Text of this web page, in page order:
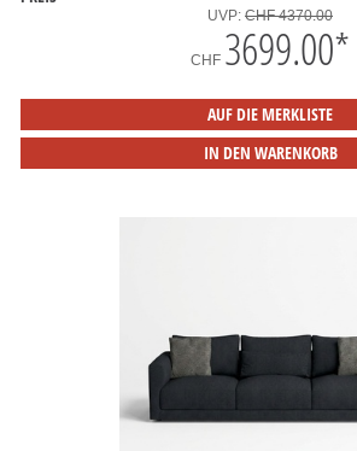
UVP: CHF 4370.00
CHF 3699.00*
AUF DIE MERKLISTE
IN DEN WARENKORB